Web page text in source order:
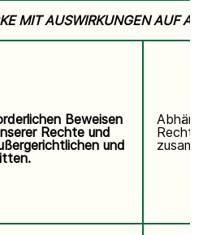
MIT AUSWIRKUNGEN AUF
Beweisen
Rechte und
und